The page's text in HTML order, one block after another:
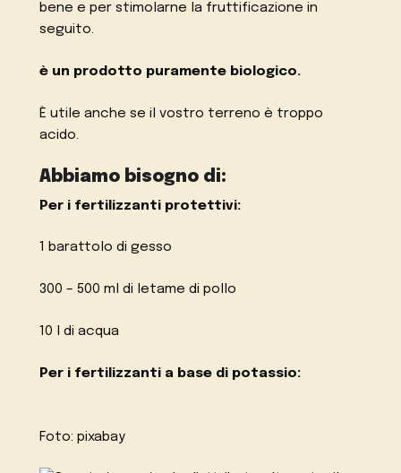
bene e per stimolarne la fruttificazione in
seguito.
è un prodotto puramente biologico.
È utile anche se il vostro terreno è troppo
acido.
Abbiamo bisogno di:
Per i fertilizzanti protettivi:
1 barattolo di gesso
300 – 500 ml di letame di pollo
10 l di acqua
Per i fertilizzanti a base di potassio:
Foto: pixabay